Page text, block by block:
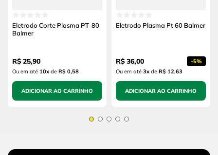
Eletrodo Corte Plasma PT-80
Balmer
R$ 25,90
Ou em até 10x de R$ 0,58
ADICIONAR AO CARRINHO
Eletrodo Plasma Pt 60 Balmer
R$ 36,00 -5%
Ou em até 3x de R$ 12,63
ADICIONAR AO CARRINHO